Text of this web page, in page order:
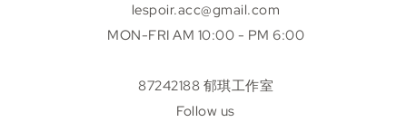
lespoir.acc@gmail.com
MON-FRI AM 10:00 - PM 6:00
87242188 郁琪工作室
Follow us